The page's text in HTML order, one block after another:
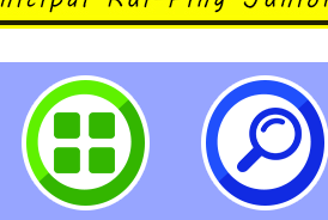
理「113年中小學
立瑞坪國民中學